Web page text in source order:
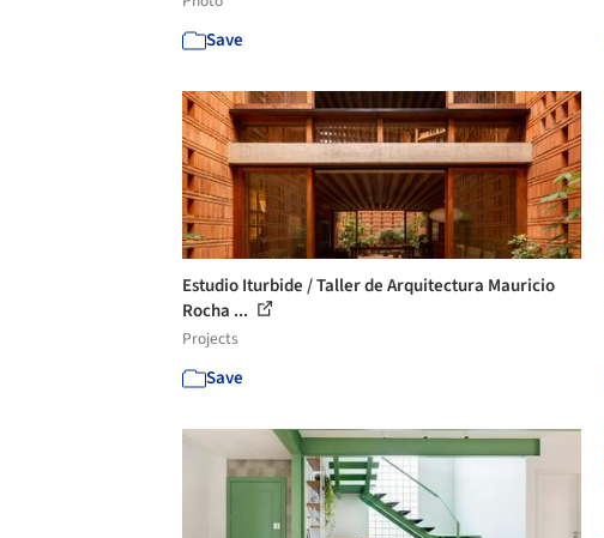
Save
Estudio Iturbide / Taller de Arquitectura Mauricio
Rocha ...
Projects
Save